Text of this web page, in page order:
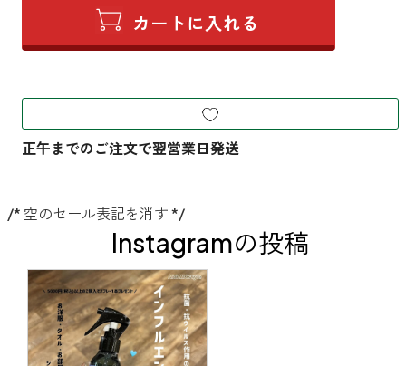
/* 空のセール表記を消す */
Instagramの投稿